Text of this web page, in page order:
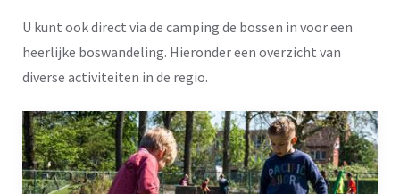
U kunt ook direct via de camping de bossen in voor een
heerlijke boswandeling. Hieronder een overzicht van
diverse activiteiten in de regio.